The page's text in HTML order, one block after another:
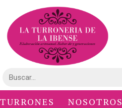
TURRONES NOSOTROS